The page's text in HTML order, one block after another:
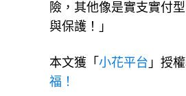
險，其他像是實支實付
與保護！」
本文獲「 小花平台 」授
福！